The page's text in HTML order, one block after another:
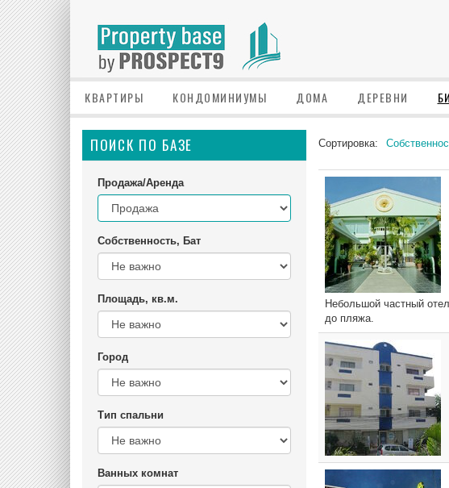
КВАРТИРЫ КОНДОМИНИУМЫ ДОМА ДЕРЕВНИ
ПОИСК ПО БАЗЕ
Продажа/Аренда
Собственность, Бат
Площадь, кв.м.
Город
Тип спальни
Ванных комнат
Сортировка:
Небольшой частный
до пляжа.